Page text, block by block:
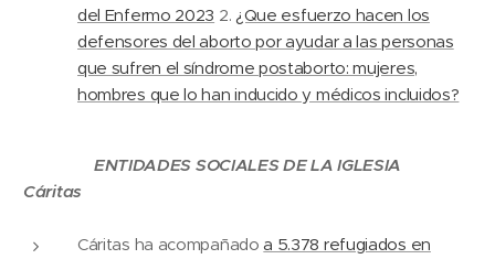
del Enfermo 2023 2. ¿Que esfuerzo hacen los
defensores del aborto por ayudar a las personas
que sufren el síndrome postaborto: mujeres,
hombres que lo han inducido y médicos incluidos?
ENTIDADES SOCIALES DE LA IGLESIA
Cáritas
Cáritas ha acompañadoa 5.378 refugiados en